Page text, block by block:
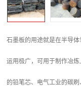
石墨板的用途就是在半导
运用极广，可用于制作冶
的铅笔芯、电气工业的碳